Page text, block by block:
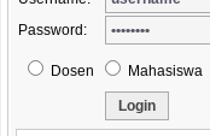
Password:
Dosen Mahasiswa